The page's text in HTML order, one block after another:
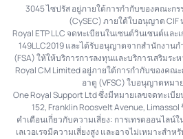
3045 ไซปรัส อยู่ภายใต้การกำกับของคณะก
(CySEC) ภายใต้ใบอนุญาต CIF
Royal ETP LLC จดทะเบียนในเซนต์วินเซนต์แล
149LLC2019 และได้รับอนุญาตจากสำนักงานก
(FSA) ให้ให้บริการการลงทุนและบริการเสริมร
Royal CM Limited อยู่ภายใต้การกำกับของคณ
อาตู (VFSC) ใบอนุญาตหมา
One Royal Support Ltd ซึ่งมีหมายเลขจดทะเบี
152, Franklin Roosvelt Avenue,
คำเตือนเกี่ยวกับความเสี่ยง: การเทรดออนไล
เลเวอเรจมีความเสี่ยงสูง และอาจไม่เหมาะสำ